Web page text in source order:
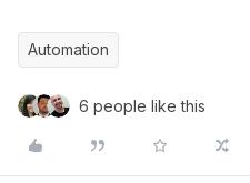
Automation
6 people like this